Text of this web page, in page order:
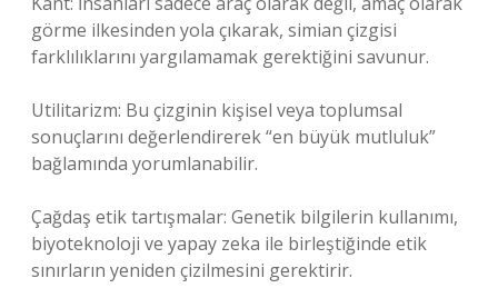
görme ilkesinden yola çıkarak, simian çizgisi
farklılıklarını yargılamamak gerektiğini savunur.
Utilitarizm: Bu çizginin kişisel veya toplumsal
sonuçlarını değerlendirerek “en büyük mutluluk”
bağlamında yorumlanabilir.
Çağdaş etik tartışmalar: Genetik bilgilerin kullanımı,
biyoteknoloji ve yapay zeka ile birleştiğinde etik
sınırların yeniden çizilmesini gerektirir.